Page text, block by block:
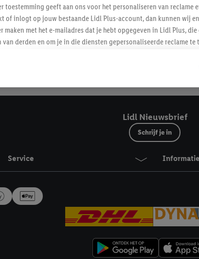
Lidl Nieuwsbrief
Lidl Nieuwsbrief
Schrijf je in
Service Informatie
toestemming geeft aan ons voor het personaliseren van reclame
of inlogt op jouw bestaande Lidl Plus-account, dan kunnen wij
maken met het e-mailadres dat je hebt opgegeven in Lidl Plus,
van derden en om je in die diensten gepersonaliseerde reclame
toestemming geeft, dan kunnen retargeting advertenties
hebt getoond (bijvoorbeeld door het product in een
worden weergegeven, als verschillende eindapparaten en
en met eventuele andere identifiers of met identifiers waarover
je instemt. Verder kan je er meer informatie vinden
op "Weigeren", kies je voor de optie dat er enkel technisch
te klikken, stem je in met alle verwerkingen voor alle
de opslagperiode van de gegevens en je recht om jouw
privacyverklaring.Je vindt de impressum voor de
cookies die wij inzetten.